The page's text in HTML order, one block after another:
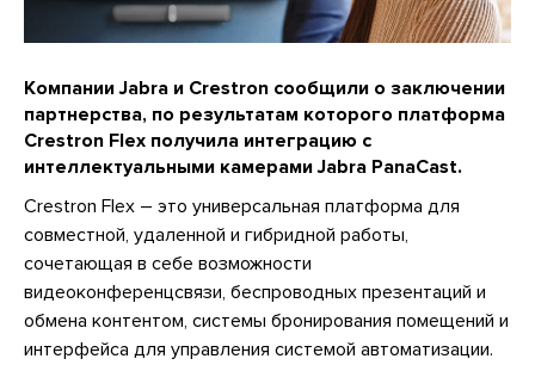
Компании Jabra и Crestron сообщили о заключении
партнерства, по результатам которого платформа
Crestron Flex получила интеграцию с
интеллектуальными камерами Jabra PanaCast.
Crestron Flex – это универсальная платформа для
совместной, удаленной и гибридной работы,
сочетающая в себе возможности
видеоконференцсвязи, беспроводных презентаций и
обмена контентом, системы бронирования помещений и
интерфейса для управления системой автоматизации.